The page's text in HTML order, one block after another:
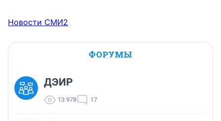
Новости СМИ2
ФОРУМЫ
ДЭИР
13 978 17